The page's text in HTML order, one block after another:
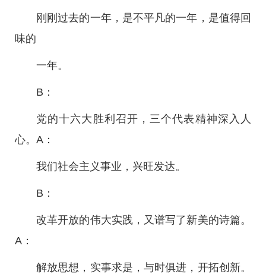
刚刚过去的一年，是不平凡的一年，是值得回
味的
一年。
B：
党的十六大胜利召开，三个代表精神深入人
心。A：
我们社会主义事业，兴旺发达。
B：
改革开放的伟大实践，又谱写了新美的诗篇。
A：
解放思想，实事求是，与时俱进，开拓创新。